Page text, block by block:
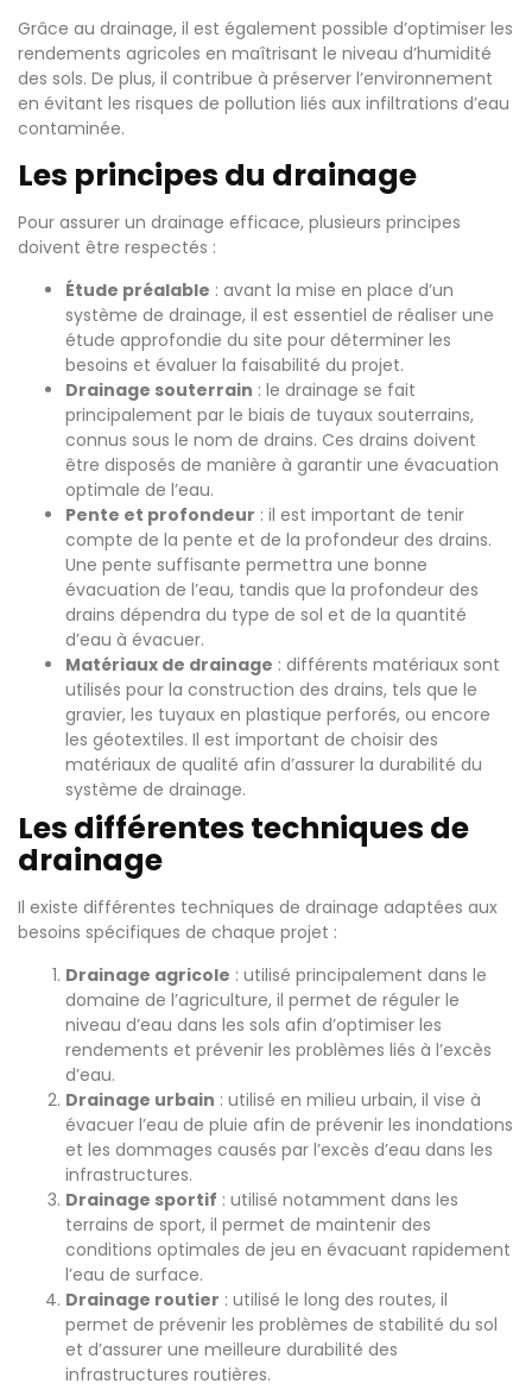
Grâce au drainage, il est également possible d’optimiser les
rendements agricoles en maîtrisant le niveau d’humidité
des sols. De plus, il contribue à préserver l’environnement
en évitant les risques de pollution liés aux infiltrations d’eau
contaminée.
Les principes du drainage
Pour assurer un drainage efficace, plusieurs principes
doivent être respectés :
Étude préalable : avant la mise en place d’un
système de drainage, il est essentiel de réaliser une
étude approfondie du site pour déterminer les
besoins et évaluer la faisabilité du projet.
Drainage souterrain : le drainage se fait
principalement par le biais de tuyaux souterrains,
connus sous le nom de drains. Ces drains doivent
être disposés de manière à garantir une évacuation
optimale de l’eau.
Pente et profondeur : il est important de tenir
compte de la pente et de la profondeur des drains.
Une pente suffisante permettra une bonne
évacuation de l’eau, tandis que la profondeur des
drains dépendra du type de sol et de la quantité
d’eau à évacuer.
Matériaux de drainage : différents matériaux sont
utilisés pour la construction des drains, tels que le
gravier, les tuyaux en plastique perforés, ou encore
les géotextiles. Il est important de choisir des
matériaux de qualité afin d’assurer la durabilité du
système de drainage.
Les différentes techniques de
drainage
Il existe différentes techniques de drainage adaptées aux
besoins spécifiques de chaque projet :
Drainage agricole : utilisé principalement dans le
domaine de l’agriculture, il permet de réguler le
niveau d’eau dans les sols afin d’optimiser les
rendements et prévenir les problèmes liés à l’excès
d’eau.
Drainage urbain : utilisé en milieu urbain, il vise à
évacuer l’eau de pluie afin de prévenir les inondations
et les dommages causés par l’excès d’eau dans les
infrastructures.
Drainage sportif : utilisé notamment dans les
terrains de sport, il permet de maintenir des
conditions optimales de jeu en évacuant rapidement
l’eau de surface.
Drainage routier : utilisé le long des routes, il
permet de prévenir les problèmes de stabilité du sol
et d’assurer une meilleure durabilité des
infrastructures routières.